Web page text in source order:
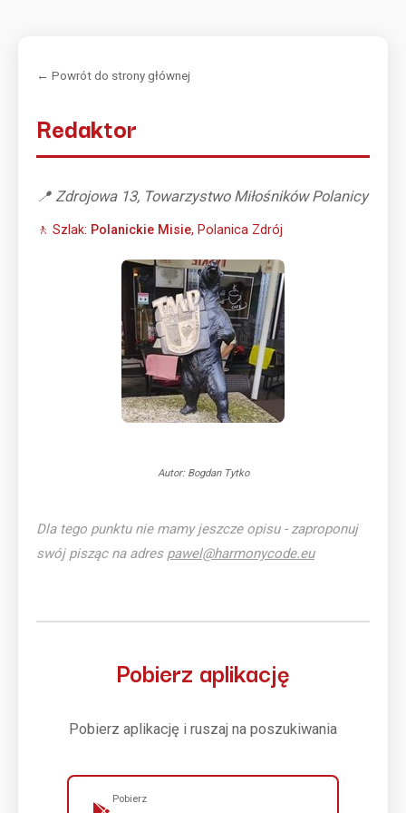
← Powrót do strony głównej
Redaktor
📍 Zdrojowa 13, Towarzystwo Miłośników Polanicy
🚶 Szlak: Polanickie Misie, Polanica Zdrój
Autor: Bogdan Tytko
Dla tego punktu nie mamy jeszcze opisu - zaproponuj
swój pisząc na adres pawel@harmonycode.eu
Pobierz aplikację
Pobierz aplikację i ruszaj na poszukiwania
Pobierz